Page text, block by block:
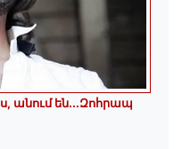
անում են․․․Զոհրապ